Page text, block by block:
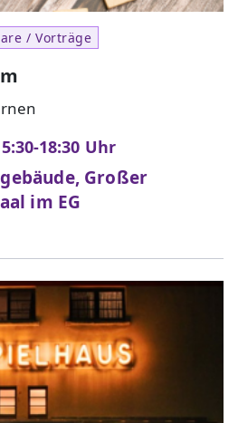
/ Vorträge
18:30 Uhr
Großer
im EG